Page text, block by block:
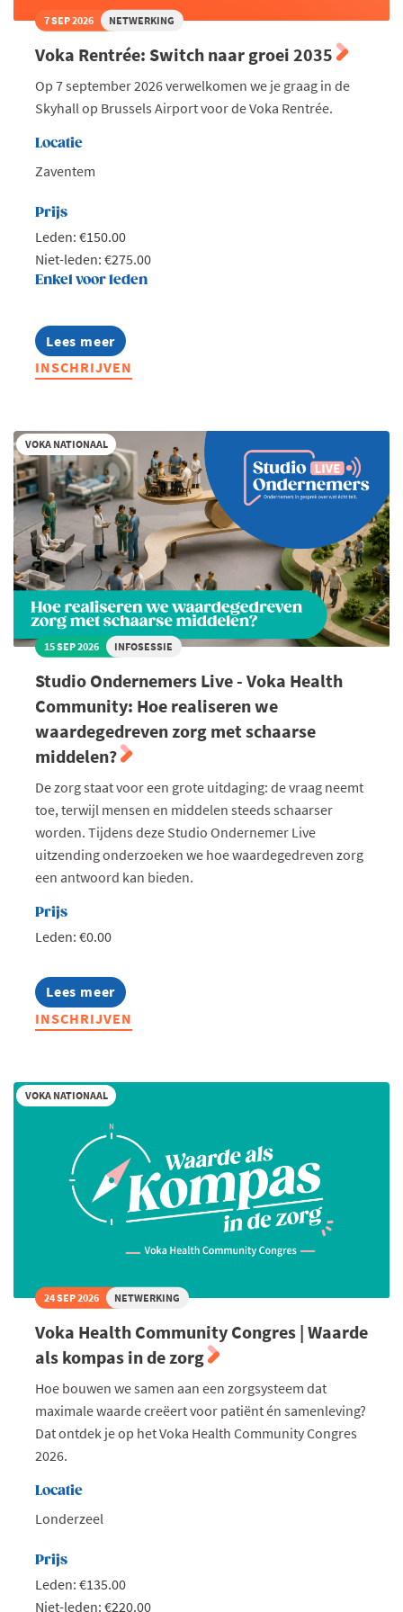
7 SEP 2026 NETWERKING
Voka Rentrée: Switch naar groei 2035
Op 7 september 2026 verwelkomen we je graag in de
Skyhall op Brussels Airport voor de Voka Rentrée.
Locatie
Zaventem
Prijs
Leden: €150.00
Niet-leden: €275.00
Enkel voor leden
Lees meer
about
Voka
Rentrée:
2035
INSCHRIJVEN
VOKA NATIONAAL
15 SEP 2026 INFOSESSIE
Studio Ondernemers Live - Voka Health
Community: Hoe realiseren we
waardegedreven zorg met schaarse
middelen?
De zorg staat voor een grote uitdaging: de vraag neemt
toe, terwijl mensen en middelen steeds schaarser
worden. Tijdens deze Studio Ondernemer Live
uitzending onderzoeken we hoe waardegedreven zorg
een antwoord kan bieden.
Prijs
Leden: €0.00
Lees meer
about
Studio
Ondernemers
Health
Community:
realiseren
waardegedreven
zorg
INSCHRIJVEN
VOKA NATIONAAL
24 SEP 2026 NETWERKING
Voka Health Community Congres | Waarde
als kompas in de zorg
Hoe bouwen we samen aan een zorgsysteem dat
maximale waarde creëert voor patiënt én samenleving?
Dat ontdek je op het Voka Health Community Congres
2026.
Locatie
Londerzeel
Prijs
Leden: €135.00
Niet-leden: €220.00